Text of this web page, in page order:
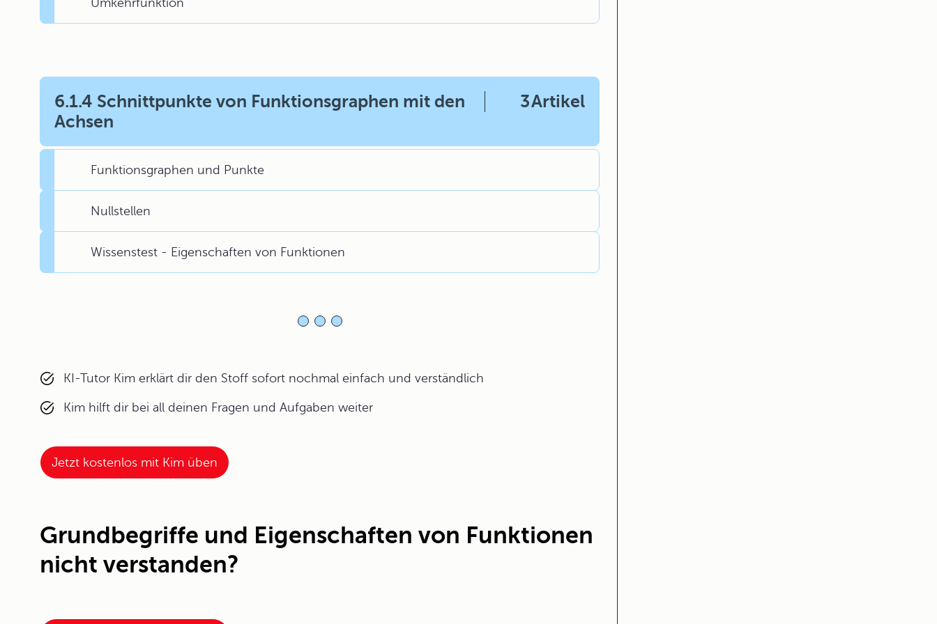
Umkehrfunktion
6.1.4 Schnittpunkte von Funktionsgraphen mit den
Achsen
3Artikel
Funktionsgraphen und Punkte
Nullstellen
Wissenstest - Eigenschaften von Funktionen
KI-Tutor Kim erklärt dir den Stoff sofort nochmal einfach und verständlich
Kim hilft dir bei all deinen Fragen und Aufgaben weiter
Jetzt kostenlos mit Kim üben
Grundbegriffe und Eigenschaften von Funktionen
nicht verstanden?